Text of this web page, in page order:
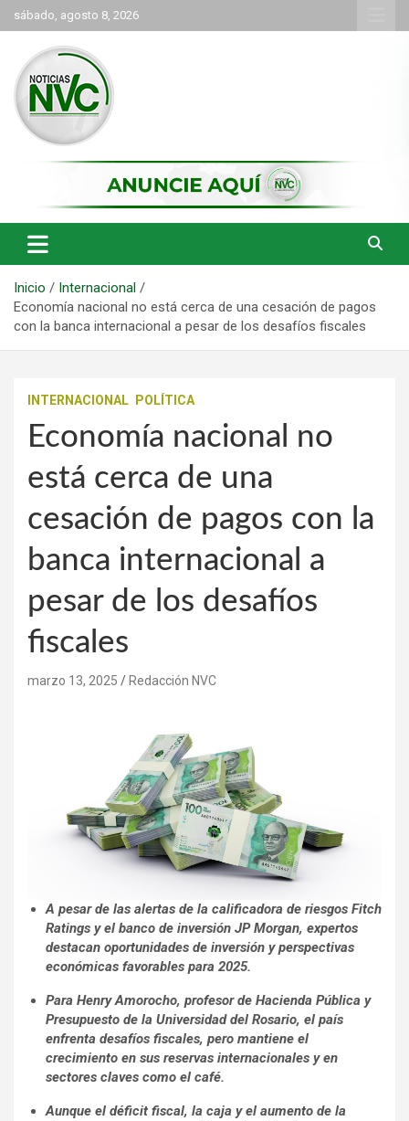
Saltar
al
contenido
sábado, agosto 8, 2026
NVC Noticias
Inicio
Internacional
Economía nacional no está cerca de una cesación de pagos
con la banca internacional a pesar de los desafíos fiscales
INTERNACIONAL POLÍTICA
Economía nacional no
está cerca de una
cesación de pagos con la
banca internacional a
pesar de los desafíos
fiscales
marzo 13, 2025 Redacción NVC
A pesar de las alertas de la calificadora de riesgos Fitch
Ratings y el banco de inversión JP Morgan, expertos
destacan oportunidades de inversión y perspectivas
económicas favorables para 2025.
Para Henry Amorocho, profesor de Hacienda Pública y
Presupuesto de la Universidad del Rosario, el país
enfrenta desafíos fiscales, pero mantiene el
crecimiento en sus reservas internacionales y en
sectores claves como el café.
Aunque el déficit fiscal, la caja y el aumento de la